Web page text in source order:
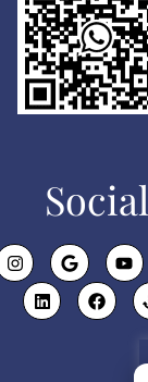
Social